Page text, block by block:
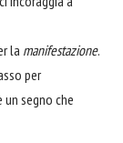
la manifestazione.
per
segno che